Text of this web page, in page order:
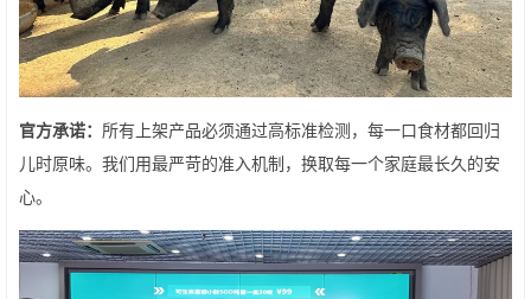
官方承诺： 所有上架产品必须通过高标准检测，每一口食材都回归
儿时原味。我们用最严苛的准入机制，换取每一个家庭最长久的安
心。